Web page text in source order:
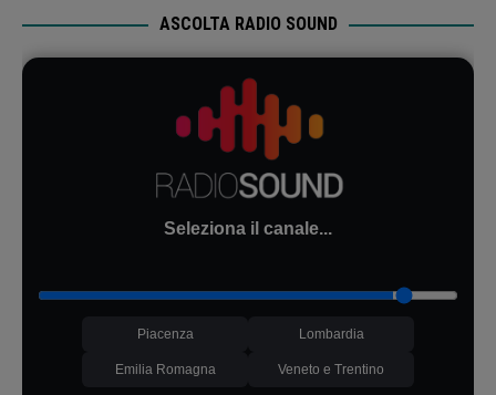
ASCOLTA RADIO SOUND
Seleziona il canale...
Piacenza Lombardia
Emilia Romagna Veneto e Trentino